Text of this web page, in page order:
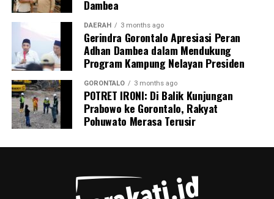
pencegahan tuberkulosis.
Dambea
DAERAH 3 months ago
Gerindra Gorontalo Apresiasi Peran
Adhan Dambea dalam Mendukung
Program Kampung Nelayan Presiden
GORONTALO 3 months ago
POTRET IRONI: Di Balik Kunjungan
Prabowo ke Gorontalo, Rakyat
Pohuwato Merasa Terusir